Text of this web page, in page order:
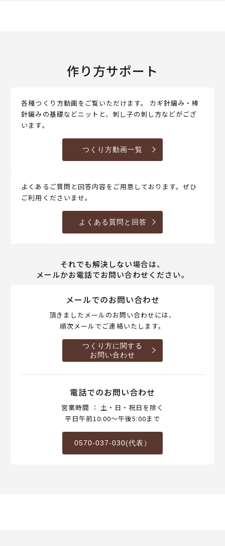
作り方サポート
各種つくり方動画をご覧いただけます。 カギ針編み・棒
針編みの基礎などニットと、刺し子の刺し方などがござ
います。
つくり方動画一覧
よくあるご質問と回答内容をご用意しております。ぜひ
ご利用くださいませ。
よくある質問と回答
それでも解決しない場合は、
メールかお電話でお問い合わせください。
メールでのお問い合わせ
頂きましたメールのお問い合わせには、
順次メールでご連絡いたします。
つくり方に関する
お問い合わせ
電話でのお問い合わせ
営業時間 ： 土・日・祝日を除く
平日午前10:00～午後5:00まで
0570-037-030(代表）